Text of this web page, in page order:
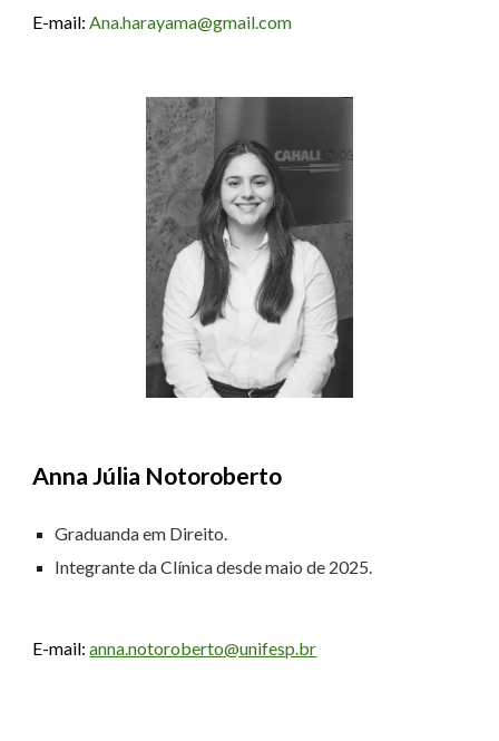
E-mail:Ana.harayama@gmail.com
Anna Júlia Notoroberto
Graduanda em Direito.
Integrante da Clínica desdemaio de 2025.
E-mail:anna.notoroberto@unifesp.br